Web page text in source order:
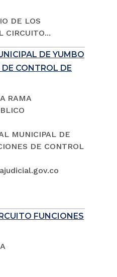
DE LOS
CIRCUITO...
DE YUMBO
CONTROL DE
RAMA
MUNICIPAL DE
DE CONTROL
FUNCIONES